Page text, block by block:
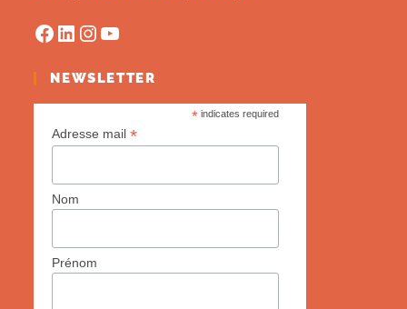
NEWSLETTER
* indicates required
Adresse mail*
Nom
Prénom